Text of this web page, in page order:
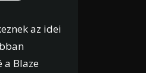
az idei
a Blaze